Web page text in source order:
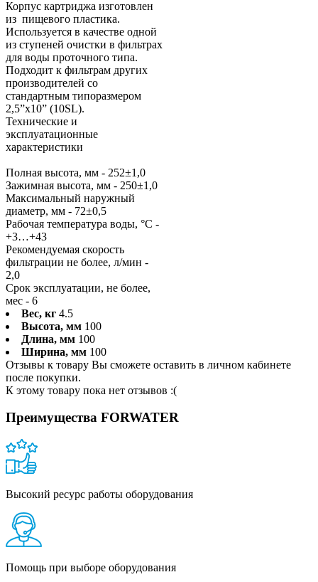
Корпус картриджа изготовлен
из пищевого пластика.
Используется в качестве одной
из ступеней очистки в фильтрах
для воды проточного типа.
Подходит к фильтрам других
производителей со
стандартным типоразмером
2,5”х10” (10SL).
Технические и
эксплуатационные
характеристики
Полная высота, мм - 252±1,0
Зажимная высота, мм - 250±1,0
Максимальный наружный
диаметр, мм - 72±0,5
Рабочая температура воды, °С -
+3…+43
Рекомендуемая скорость
фильтрации не более, л/мин -
2,0
Срок эксплуатации, не более,
мес - 6
Вес, кг 4.5
Высота, мм 100
Длина, мм 100
Ширина, мм 100
Отзывы к товару Вы сможете оставить в личном кабинете
после покупки.
К этому товару пока нет отзывов :(
Преимущества FORWATER
Высокий ресурс работы оборудования
Помощь при выборе оборудования